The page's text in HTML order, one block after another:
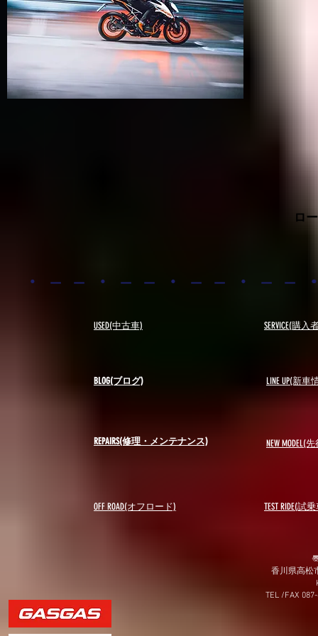
ロ
・－－・－－・－－・－－
USED(中古車) SERVICE(購
BLOG(ブログ) LINE UP(新車
REPAIRS(修理・メンテナンス) NEW MODEL(先
OFF ROAD(オフロード) ​TEST RIDE(試
香川県高松
TEL /FAX